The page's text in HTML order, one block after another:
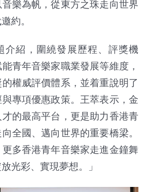
音樂為帆，從東方之珠走向世界
約。
紹，圍繞發展歷程、評獎機
青年音樂家職業發展等維度，
權威評價體系，並着重說明了
專項優惠政策。王萃表示，金
的最高平台，更是助力香港青
全國、邁向世界的重要橋梁。
更多香港青年音樂家走進金鐘舞
光彩、實現夢想。」